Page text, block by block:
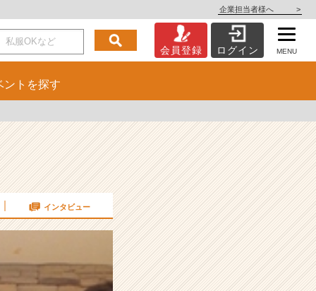
企業担当者様へ >
会員登録 ログイン MENU
ント を探す
インタビュー